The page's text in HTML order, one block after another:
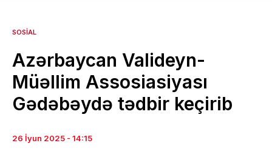
SOSIAL
Azərbaycan Valideyn-
Müəllim Assosiasiyası
Gədəbəydə tədbir keçirib
26 İyun 2025 - 14:15